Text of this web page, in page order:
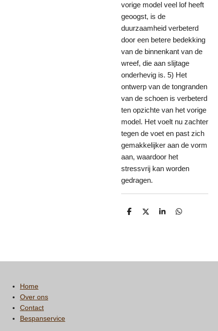
vorige model veel lof heeft
geoogst, is de
duurzaamheid verbeterd
door een betere bedekking
van de binnenkant van de
wreef, die aan slijtage
onderhevig is. 5) Het
ontwerp van de tongranden
van de schoen is verbeterd
ten opzichte van het vorige
model. Het voelt nu zachter
tegen de voet en past zich
gemakkelijker aan de vorm
aan, waardoor het
stressvrij kan worden
gedragen.
D
D
S
D
Home
Over ons
Contact
Bespanservice